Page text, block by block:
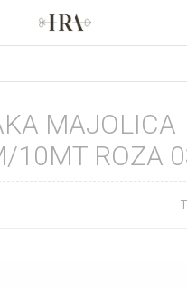
MAJOLICA
10MT ROZA